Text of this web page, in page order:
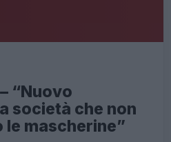
“Nuovo
società che non
le mascherine”